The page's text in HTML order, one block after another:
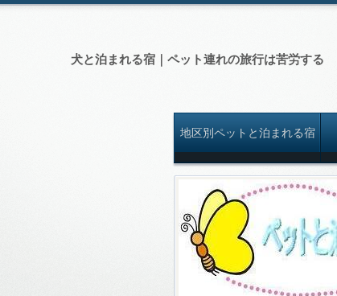
犬と泊まれる宿｜ペット連れの旅行は苦労する
地区別ペットと泊まれる宿